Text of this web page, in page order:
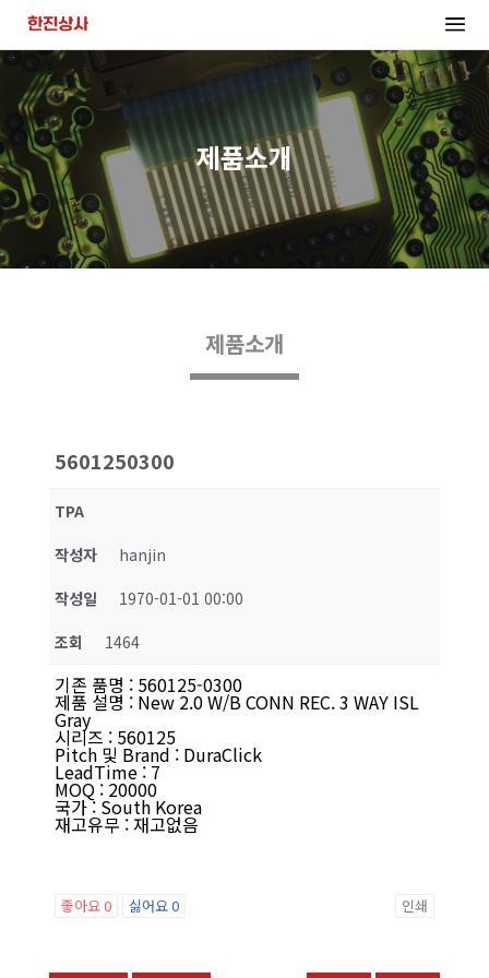
제품소개
제품소개
5601250300
TPA
작성자
hanjin
작성일
1970-01-01 00:00
조회
1464
기존 품명 : 560125-0300
제품 설명 : New 2.0 W/B CONN REC. 3 WAY ISL
Gray
시리즈 : 560125
Pitch 및 Brand : DuraClick
LeadTime: 7
MOQ: 20000
국가: South Korea
재고유무 :재고없음
좋아요0 싫어요0 인쇄